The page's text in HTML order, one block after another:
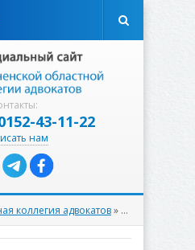
43-11-22
нам
коллегия адвокатов» Материалы за 22.04.2022